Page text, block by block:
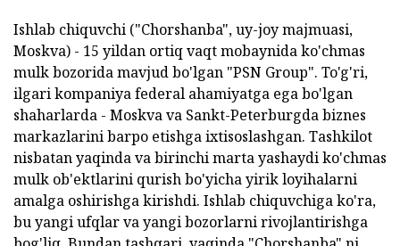
Ishlab chiquvchi ("Chorshanba", uy-joy majmuasi,
Moskva) - 15 yildan ortiq vaqt mobaynida ko'chmas
mulk bozorida mavjud bo'lgan "PSN Group". To'g'ri,
ilgari kompaniya federal ahamiyatga ega bo'lgan
shaharlarda - Moskva va Sankt-Peterburgda biznes
markazlarini barpo etishga ixtisoslashgan. Tashkilot
nisbatan yaqinda va birinchi marta yashaydi ko'chmas
mulk ob'ektlarini qurish bo'yicha yirik loyihalarni
amalga oshirishga kirishdi. Ishlab chiquvchiga ko'ra,
bu yangi ufqlar va yangi bozorlarni rivojlantirishga